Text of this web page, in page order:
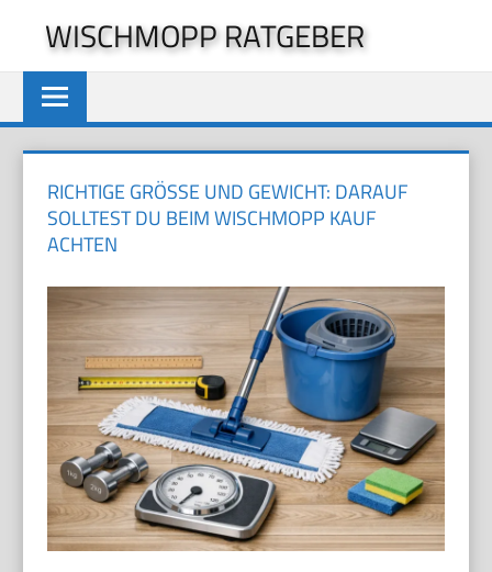
springen
WISCHMOPP RATGEBER
RICHTIGE GRÖSSE UND GEWICHT: DARAUF S
OLLTEST DU BEIM WISCHMOPP KAUF A
CHTEN